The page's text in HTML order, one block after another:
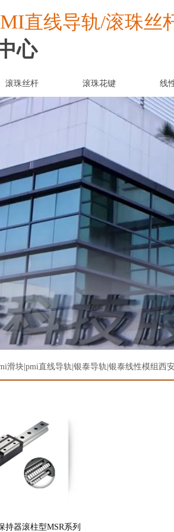
滑块|pmi直线导轨| 银泰导轨 银泰线性模组 西
持器滚柱型MSR系列
直线导轨/滚珠丝
心
滚珠丝杆 滚珠花键 线